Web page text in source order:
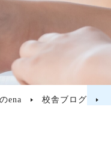
ena 校舎ブログ